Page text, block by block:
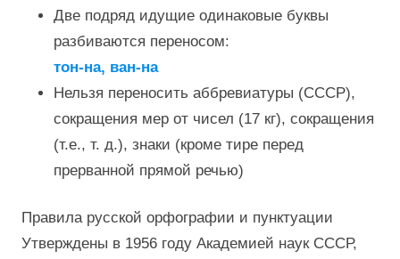
Две подряд идущие одинаковые буквы
разбиваются переносом:
тон-на, ван-на
Нельзя переносить аббревиатуры (СССР),
сокращения мер от чисел (17 кг), сокращения
(т.е., т. д.), знаки (кроме тире перед
прерванной прямой речью)
Правила русской орфографии и пунктуации
Утверждены в 1956 году Академией наук СССР,